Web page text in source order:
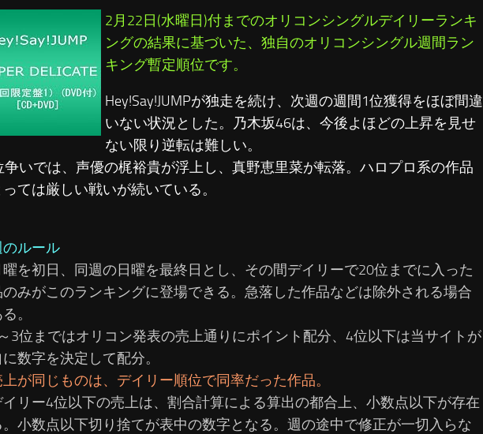
2月22日(水曜日)付までのオリコンシングルデイリーランキ
ングの結果に基づいた、独自のオリコンシングル週間ラン
キング暫定順位です。
Hey!Say!JUMPが独走を続け、次週の週間1位獲得をほぼ間違
いない状況とした。乃木坂46は、今後よほどの上昇を見せ
ない限り逆転は難しい。
争いでは、声優の梶裕貴が浮上し、真野恵里菜が転落。ハロプロ系の作品
ては厳しい戦いが続いている。
ルール
曜を初日、同週の日曜を最終日とし、その間デイリーで20位までに入った
みがこのランキングに登場できる。急落した作品などは除外される場合
。
3位まではオリコン発表の売上通りにポイント配分、4位以下は当サイトが
数字を決定して配分。
上が同じものは、デイリー順位で同率だった作品。
イリー4位以下の売上は、割合計算による算出の都合上、小数点以下が存在
小数点以下切り捨てが表中の数字となる。週の途中で修正が一切入らな